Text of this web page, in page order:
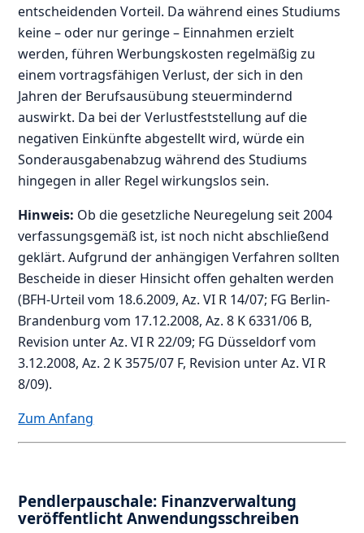
entscheidenden Vorteil. Da während eines Studiums
keine – oder nur geringe – Einnahmen erzielt
werden, führen Werbungskosten regelmäßig zu
einem vortragsfähigen Verlust, der sich in den
Jahren der Berufsausübung steuermindernd
auswirkt. Da bei der Verlustfeststellung auf die
negativen Einkünfte abgestellt wird, würde ein
Sonderausgabenabzug während des Studiums
hingegen in aller Regel wirkungslos sein.
Hinweis: Ob die gesetzliche Neuregelung seit 2004
verfassungsgemäß ist, ist noch nicht abschließend
geklärt. Aufgrund der anhängigen Verfahren sollten
Bescheide in dieser Hinsicht offen gehalten werden
(BFH-Urteil vom 18.6.2009, Az. VI R 14/07; FG Berlin-
Brandenburg vom 17.12.2008, Az. 8 K 6331/06 B,
Revision unter Az. VI R 22/09; FG Düsseldorf vom
3.12.2008, Az. 2 K 3575/07 F, Revision unter Az. VI R
8/09).
Zum Anfang
Pendlerpauschale: Finanzverwaltung
veröffentlicht Anwendungsschreiben